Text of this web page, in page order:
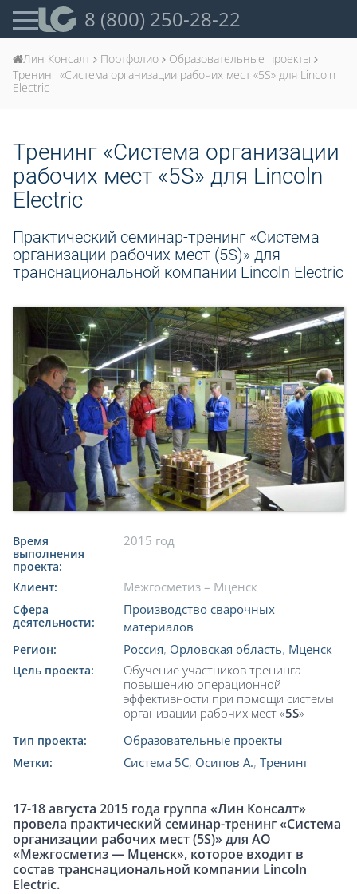
8 (800) 250-28-22
Лин Консалт Портфолио
Образовательные проекты
Тренинг «Система организации рабочих мест «5S» для Lincoln
Electric
Тренинг «Система организации
рабочих мест «5S» для Lincoln
Electric
Практический семинар-тренинг «Система
организации рабочих мест (5S)» для
транснациональной компании Lincoln Electric
Время
выполнения
проекта:
2015 год
Клиент: Межгосметиз – Мценск
Сфера
деятельности:
Производство сварочных
материалов
Регион: Россия, Орловская область, Мценск
Цель проекта:
Обучение участников тренинга
повышению операционной
эффективности при помощи системы
организации рабочих мест «5S»
Тип проекта: Образовательные проекты
Метки: Система 5С, Осипов А., Тренинг
17-18 августа 2015 года группа «Лин Консалт»
провела практический семинар-тренинг «Система
организации рабочих мест (5S)» для АО
«Межгосметиз — Мценск», которое входит в
состав транснациональной компании Lincoln
Electric.